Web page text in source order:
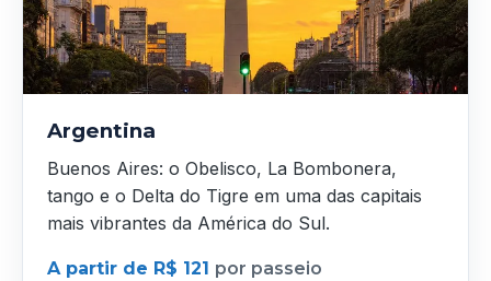
Argentina
Buenos Aires: o Obelisco, La Bombonera,
tango e o Delta do Tigre em uma das capitais
mais vibrantes da América do Sul.
A partir de R$ 121 por passeio